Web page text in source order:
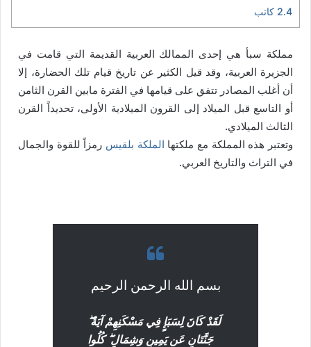
2.4 كاتب
مملكة سبأ هي إحدى الممالك العربية القديمة التي قامت في
الجزيرة العربية، وقد قيل الكثير عن تاريخ قيام تلك الحضارة، إلا
أن أغلب المصادر تتفق على قيامها في الفترة مابين القرن الثامن
أو التاسع قبل الميلاد إلى القرون الميلادية الأولى، تحديداً القرن
الثالث الميلادي.
وتعتبر هذه المملكة مع ملكتها الملكة بلقيس رمزاً للقوة والجمال
في التراث والتاريخ العربي.
بسم الله الرحمن الرحيم
لَقَدْ كَانَ لِسَبَإٍ فِي مَسْكَنِهِمْ آيَةٌ ۖ
جَنَّتَانِ عَن يَمِينٍ وَشِمَالٍ ۖ كُلُوا